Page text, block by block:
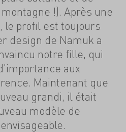
!). Après une
le profil est toujours
design de Namuk a
notre fille, qui
aux
Maintenant que
grandi, il était
modèle de